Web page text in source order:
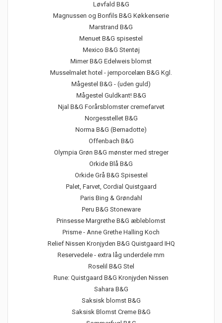
Løvfald B&G
Magnussen og Bonfils B&G Køkkenserie
Marstrand B&G
Menuet B&G spisestel
Mexico B&G Stentøj
Mimer B&G Edelweis blomst
Musselmalet hotel - jernporcelæn B&G Kgl.
Mågestel B&G - (uden guld)
Mågestel Guldkant! B&G
Njal B&G Forårsblomster cremefarvet
Norgesstellet B&G
Norma B&G (Bernadotte)
Offenbach B&G
Olympia Grøn B&G mønster med streger
Orkide Blå B&G
Orkide Grå B&G Spisestel
Palet, Farvet, Cordial Quistgaard
Paris Bing & Grøndahl
Peru B&G Stoneware
Prinsesse Margrethe B&G æbleblomst
Prisme - Anne Grethe Halling Koch
Relief Nissen Kronjyden B&G Quistgaard IHQ
Reservedele - extra låg underdele mm
Roselil B&G Stel
Rune: Quistgaard B&G Kronjyden Nissen
Sahara B&G
Saksisk blomst B&G
Saksisk Blomst Creme B&G